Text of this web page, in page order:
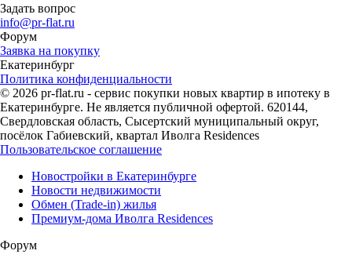
Задать вопрос
info@pr-flat.ru
Форум
Заявка на покупку
Екатеринбург
Политика конфиденциальности
© 2026 pr-flat.ru - сервис покупки новых квартир в ипотеку в
Екатеринбурге. Не является публичной офертой. 620144,
Свердловская область, Сысертский муниципальный округ,
посёлок Габиевский, квартал Иволга Residences
Пользовательское соглашение
Новостройки в Екатеринбурге
Новости недвижимости
Обмен (Trade-in) жилья
Премиум-дома Иволга Residences
Форум